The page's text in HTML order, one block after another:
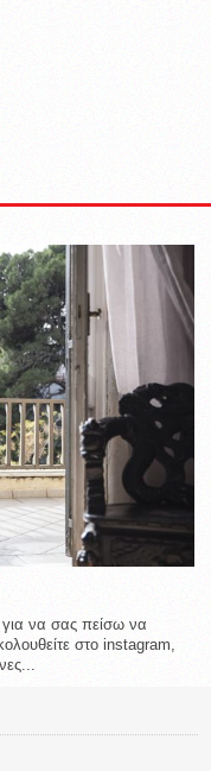
για να σας πείσω να
στο instagram,